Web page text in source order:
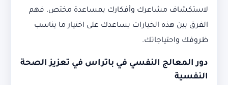
لاستكشاف مشاعرك وأفكارك بمساعدة مختص. فهم
الفرق بين هذه الخيارات يساعدك على اختيار ما يناسب
ظروفك واحتياجاتك.
دور المعالج النفسي في باتراس في تعزيز الصحة
النفسية